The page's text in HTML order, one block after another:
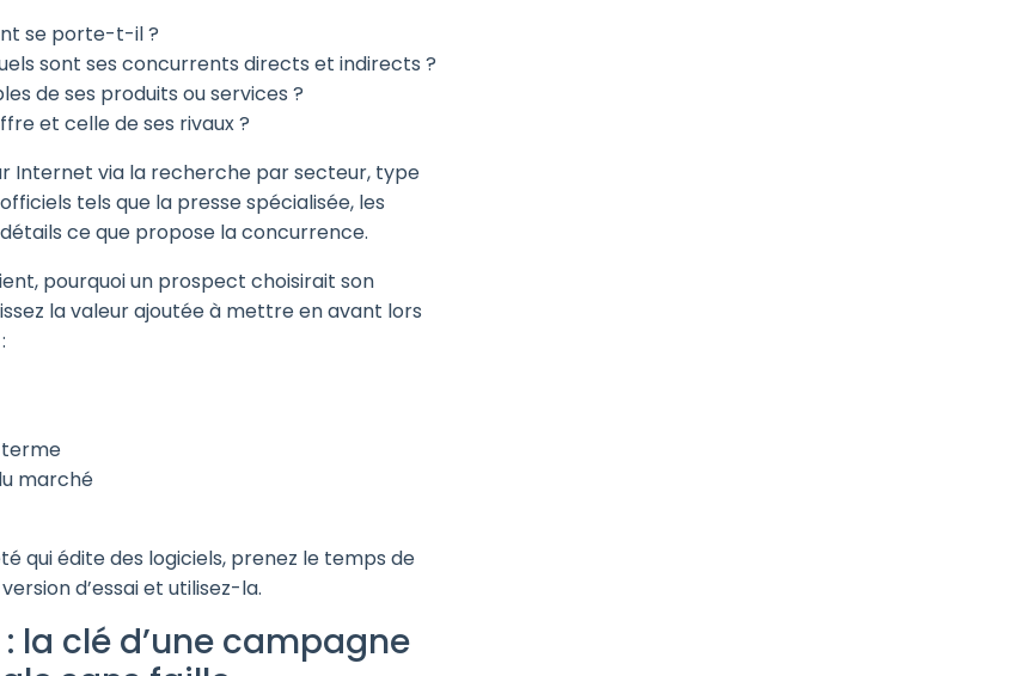
se porte-t-il ?
sont ses concurrents directs et indirects ?
de ses produits ou services ?
et celle de ses rivaux ?
Internet via la recherche par secteur, type
tels que la presse spécialisée, les
ce que propose la concurrence.
pourquoi un prospect choisirait son
la valeur ajoutée à mettre en avant lors
terme
marché
qui édite des logiciels, prenez le temps de
d’essai et utilisez-la.
la clé d’une campagne